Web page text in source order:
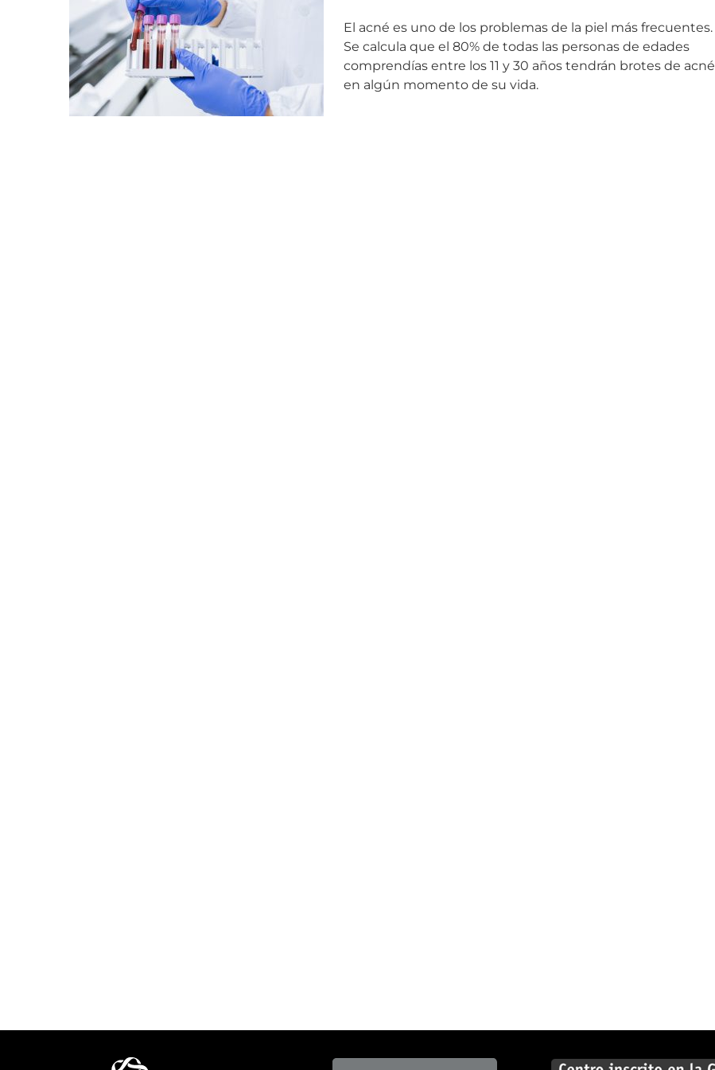
El acné es uno de los problemas de la piel más frecuentes.
Se calcula que el 80% de todas las personas de edades
comprendías entre los 11 y 30 años tendrán brotes de acné
en algún momento de su vida.